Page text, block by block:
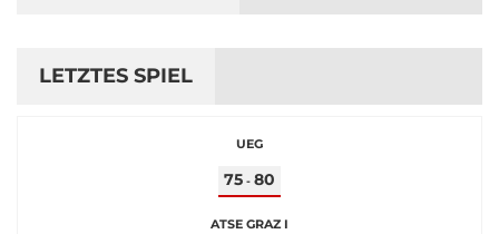
LETZTES SPIEL
UEG
75 - 80
ATSE GRAZ I